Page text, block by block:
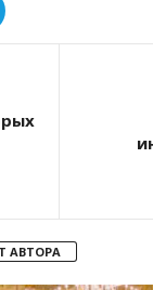
АВТОРА